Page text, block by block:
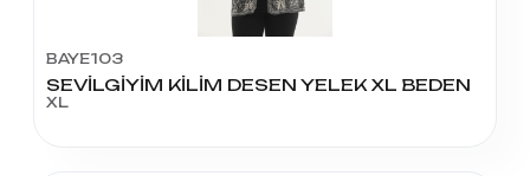
BAYE103
SEVİLGİYİM KİLİM DESEN YELEK XL BEDEN
XL